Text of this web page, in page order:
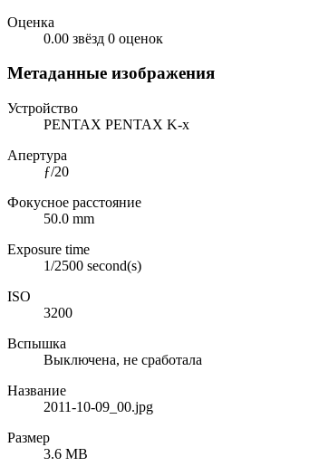
Оценка
0.00 звёзд 0 оценок
Метаданные изображения
Устройство
PENTAX PENTAX K-x
Апертура
ƒ/20
Фокусное расстояние
50.0 mm
Exposure time
1/2500 second(s)
ISO
3200
Вспышка
Выключена, не сработала
Название
2011-10-09_00.jpg
Размер
3.6 MB